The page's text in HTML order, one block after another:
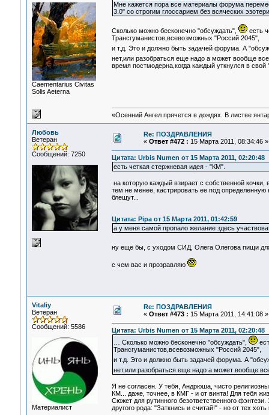
Сaementarius Civitas
Solis Aeterna
Мне кажется пора все материалы форума
3.0" со строгим глоссарием без всяческих
Сколько можно бесконечно "обсуждать",
есть
Трансгуманистов,всевозможных "Россий 2045",
и т.д. Это и должно быть задачей форума. А
нет,или разобраться еще надо а может вообще
время постмодерна,когда каждый уткнулся в
«Осенний Ангел прячется в дождях. В листве
Любовь
Ветеран
Сообщений: 7250
Re: ПОЗДРАВЛЕНИЯ
« Ответ #472 : 15 Марта 2011, 08:34:46 »
Цитата: Urbis Numen от 15 Марта 2011, 02:20:48
есть четкая стержневая идея - "КМ".
на которую каждый взирает с собственной
тем не менее, кастрировать ее под
блещут...
Цитата: Pipa от 15 Марта 2011, 01:42:59
а у меня самой пропало желание здесь
ну еще бы, с уходом СИД, Олега Олегова пищи
с чем вас и прозравляю
Vitaliy
Ветеран
Сообщений: 5586
Материалист
Re: ПОЗДРАВЛЕНИЯ
« Ответ #473 : 15 Марта 2011, 14:41:08 »
Цитата: Urbis Numen от 15 Марта 2011, 02:20:48
… Сколько можно бесконечно "обсуждать",
Трансгуманистов,всевозможных "Россий 2045",
и т.д. Это и должно быть задачей форума. А
нет,или разобраться еще надо а может вообще
Я не согласен. У тебя, Андрюша, чисто
КМ... даже, точнее, в КМГ - и от винта! Для тебя
Сюжет для рутинного безответственного
другого рода: "Заткнись и считай!" - но от тех